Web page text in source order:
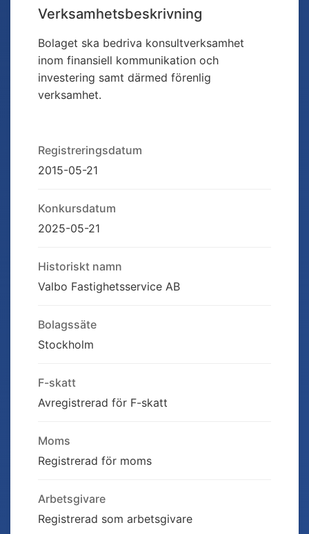
Verksamhetsbeskrivning
Bolaget ska bedriva konsultverksamhet
inom finansiell kommunikation och
investering samt därmed förenlig
verksamhet.
Registreringsdatum
2015-05-21
Konkursdatum
2025-05-21
Historiskt namn
Valbo Fastighetsservice AB
Bolagssäte
Stockholm
F-skatt
Avregistrerad för F-skatt
Moms
Registrerad för moms
Arbetsgivare
Registrerad som arbetsgivare